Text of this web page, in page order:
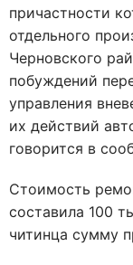
причастности
отдельного
Черновского
побуждений
управления
их действий
говорится в
Стоимость
составила 100
читинца сумму